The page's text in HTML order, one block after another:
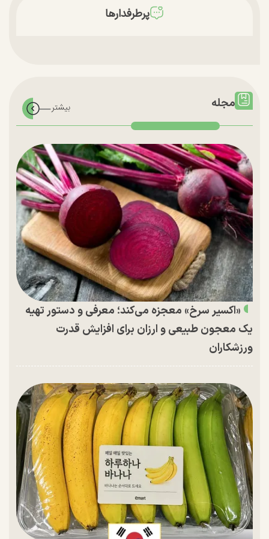
پرطرفدارها
مجله
«اکسیر سرخ» معجزه می‌کند؛ معرفی و دستور تهیه
یک معجون طبیعی و ارزان برای افزایش قدرت
ورزشکاران